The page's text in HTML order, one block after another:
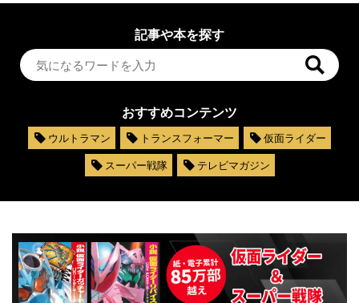
記事や本を探す
おすすめコンテンツ
ウルトラマン トランスフォーマー
仮面ライダー
スーパー戦隊
テレビマガジン